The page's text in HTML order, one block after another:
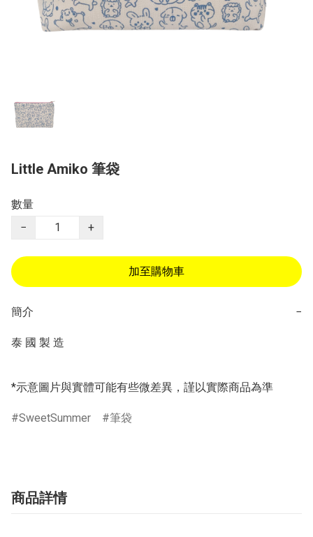
Little Amiko 筆袋
數量
−
+
加至購物車
簡介 −
泰 國 製 造
*示意圖片與實體可能有些微差異，謹以實際商品為準
SweetSummer 筆袋
商品詳情